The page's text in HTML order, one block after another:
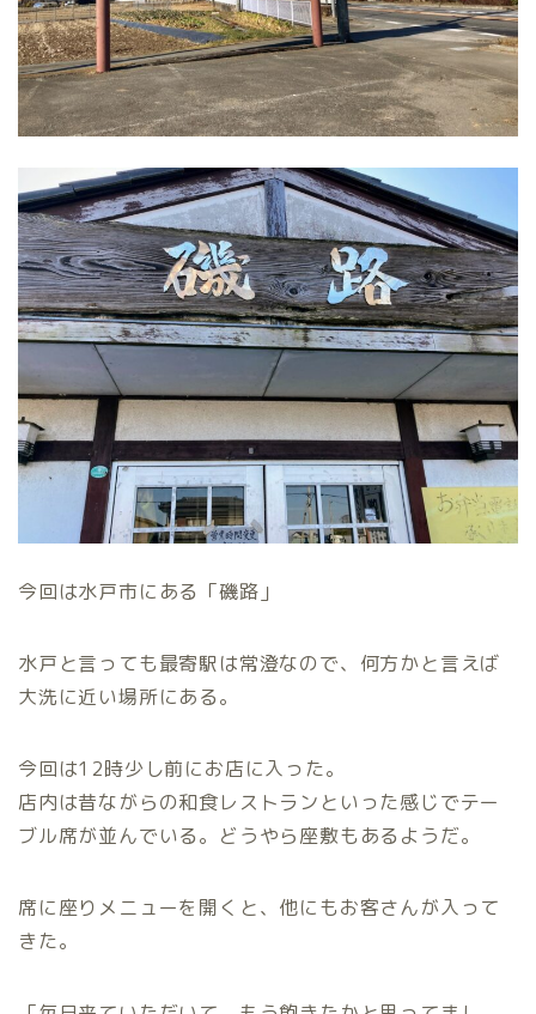
今回は水戸市にある「磯路」
水戸と言っても最寄駅は常澄なので、何方かと言えば
大洗に近い場所にある。
今回は12時少し前にお店に入った。
店内は昔ながらの和食レストランといった感じでテー
ブル席が並んでいる。どうやら座敷もあるようだ。
席に座りメニューを開くと、他にもお客さんが入って
きた。